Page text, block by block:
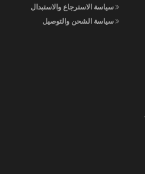
سياسة الاسترجاع والاستبدال
سياسة الشحن والتوصيل